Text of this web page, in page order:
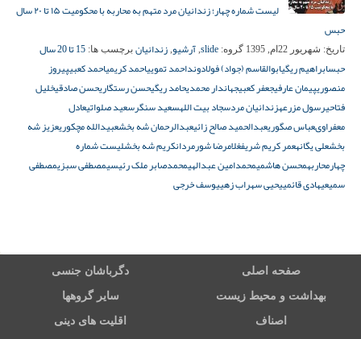
لیست شماره چهار؛ زندانیان مرد متهم به محاربه با محکومیت ۱۵ تا ۲۰ سال
حبس
تاریخ: شهریور 22ام, 1395 گروه: slide
, آرشیو, زندانیان برچسب ها:
15 تا 20 سال
حبسابراهیم ریگیابوالقاسم (جواد) فولادونداحمد تموییاحمد کریمیاحمد کعبیپیروز
منصوریپیمان عارفیجعفر کعبیجهاندار محمدیحامد ریگیحسن رستگاریحسن صادقیخلیل
فتاحیرسول مزرعهزندانیان مردسجاد بیت اللهسعید سنگرسعید صلواتیعادل
معفراوىعباس صگوریعبدالحمید صالح زائیعبدالرحمان شه بخشعبیدالله مچکوریعزیز شه
بخشعلی یگانهعمر کریم شریفغلامرضا شورمردانکریم شه بخشلیست شماره
چهارمحاربهمحسن هاشمیمحمدامین عبدالهیمحمدصابر ملک رئیسیمصطفی سبزیمصطفی
سمیعیهادی قائمییحیی سهراب زهییوسف خرجی
صفحه اصلی دگرباشان جنسی
بهداشت و محیط زیست سایر گروهها
اصناف اقلیت های دینی